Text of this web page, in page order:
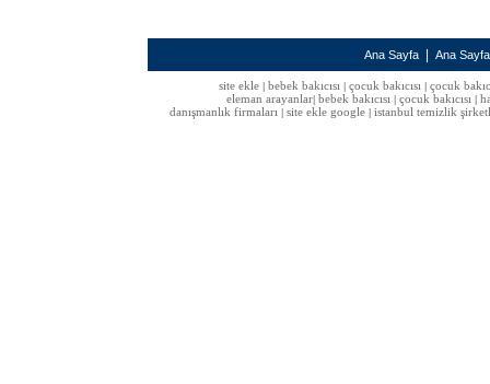
Ana Sayfa Ana
site ekle| bebek bakıcısı| çocuk bakıcısı| çocuk
eleman arayanlar bebek bakıcısı çocuk bakıcısı
danışmanlık firmaları
site ekle google istanbul temizlik